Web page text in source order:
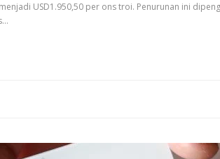
USD1.950,50 per ons troi. Penurunan ini